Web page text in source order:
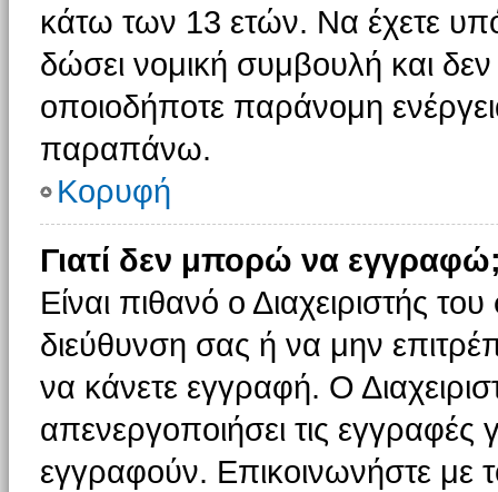
κάτω των 13 ετών. Να έχετε
δώσει νομική συμβουλή και δεν
οποιοδήποτε παράνομη
παραπάνω.
Κορυφή
Γιατί δεν μπορώ να
Είναι πιθανό ο Διαχειριστής
διεύθυνση σας ή να μην
να κάνετε εγγραφή. Ο
απενεργοποιήσει τις εγγραφές
εγγραφούν. Επικοινωνήστε με